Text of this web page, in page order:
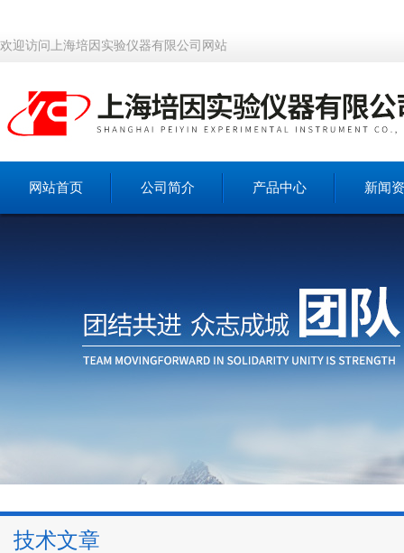
欢迎访问上海培因实验仪器有限公司网站
网站首页 公司简介 产品中心 新闻
技术文章